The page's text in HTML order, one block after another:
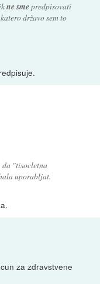
ne smepredpisovati
državo sem to
da "tisocletna
uporabljat.
za zdravstvene